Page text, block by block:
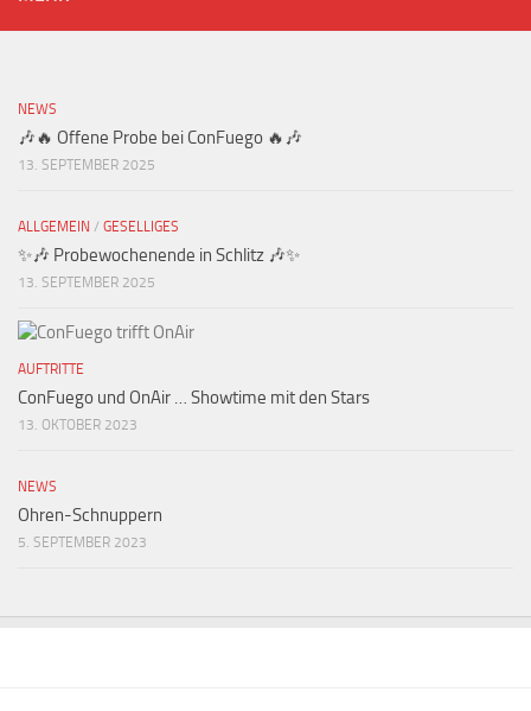
NEWS
🎶🔥 Offene Probe bei ConFuego 🔥🎶
13. SEPTEMBER 2025
ALLGEMEIN / GESELLIGES
✨🎶 Probewochenende in Schlitz 🎶✨
13. SEPTEMBER 2025
AUFTRITTE
ConFuego und OnAir … Showtime mit den Stars
13. OKTOBER 2023
NEWS
Ohren-Schnuppern
5. SEPTEMBER 2023